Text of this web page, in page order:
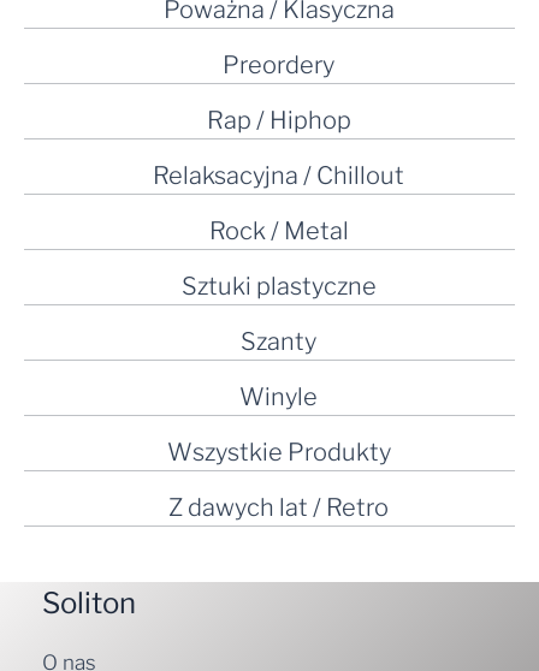
Poważna / Klasyczna
Preordery
Rap / Hiphop
Relaksacyjna / Chillout
Rock / Metal
Sztuki plastyczne
Szanty
Winyle
Wszystkie Produkty
Z dawych lat / Retro
Soliton
O nas